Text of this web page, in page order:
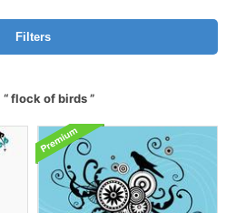
Filters
flock of birds